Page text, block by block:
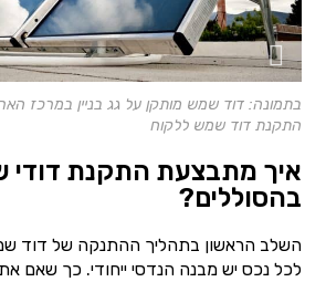
בתמונה: דוד שמש מותקן על גג בניין במרכז
התקנת דוד שמש ללקוח
איך מתבצעת התקנת
בהסוללים?
השלב הראשון בתהליך ההתנקה של דוד
לכל נכס יש מבנה הנדסי ייחודי. כך שאם